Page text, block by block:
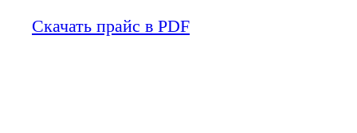
Скачать прайс в PDF